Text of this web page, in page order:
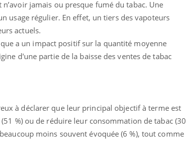
jamais ou presque fumé du tabac. Une
usage régulier. En effet, un tiers des vapoteurs
actuels.
a un impact positif sur la quantité moyenne
d'une partie de la baisse des ventes de tabac
à déclarer que leur principal objectif à terme est
%) ou de réduire leur consommation de tabac (30
moins souvent évoquée (6 %), tout comme